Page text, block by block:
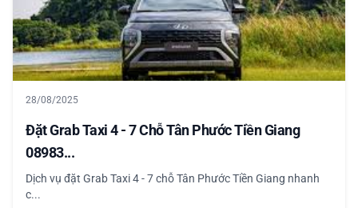
28/08/2025
Đặt Grab Taxi 4 - 7 Chỗ Tân Phước Tiền Giang
08983...
Dịch vụ đặt Grab Taxi 4 - 7 chỗ Tân Phước Tiền Giang nhanh
c...